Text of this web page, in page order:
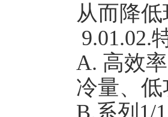
从而降
9.01.02.
A. 高效
冷量、
B.系列1/